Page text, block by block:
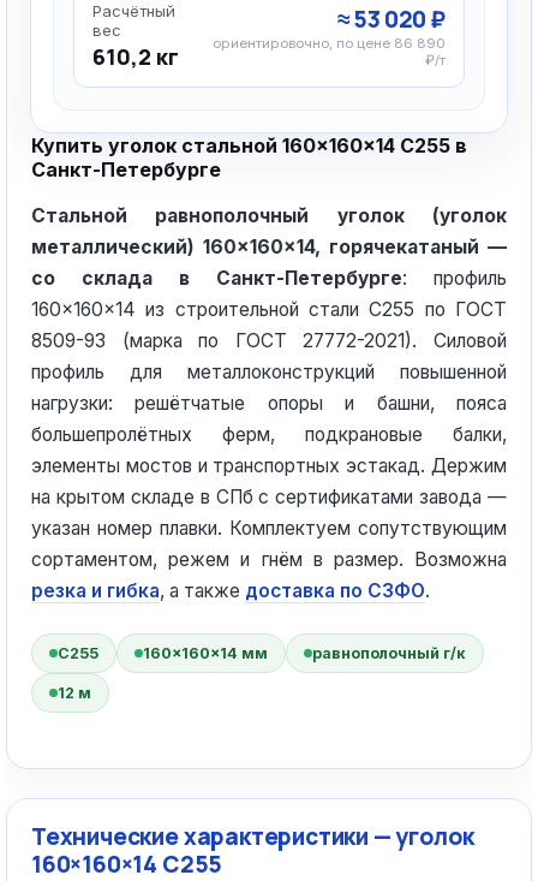
Расчётный
вес
610,2 кг
≈ 53 020 ₽
ориентировочно, по цене 86 890
₽/т
Купить уголок стальной 160×160×14 С255 в
Санкт-Петербурге
Стальной равнополочный уголок (уголок
металлический) 160×160×14, горячекатаный —
со склада в Санкт-Петербурге: профиль
160×160×14 из строительной стали С255 по ГОСТ
8509-93 (марка по ГОСТ 27772-2021). Силовой
профиль для металлоконструкций повышенной
нагрузки: решётчатые опоры и башни, пояса
большепролётных ферм, подкрановые балки,
элементы мостов и транспортных эстакад. Держим
на крытом складе в СПб с сертификатами завода —
указан номер плавки. Комплектуем сопутствующим
сортаментом, режем и гнём в размер. Возможна
резка и гибка, а также доставка по СЗФО.
С255 160×160×14 мм равнополочный г/к
12 м
Технические характеристики — уголок
160×160×14 С255